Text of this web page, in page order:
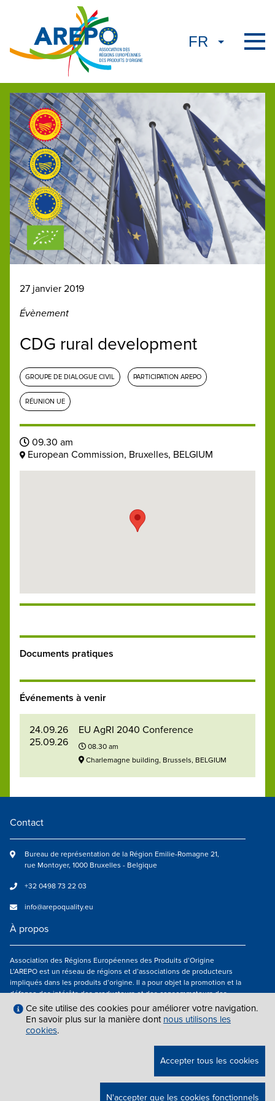
27 janvier 2019
Évènement
CDG rural development
GROUPE DE DIALOGUE CIVIL PARTICIPATION AREPO
RÉUNION UE
09.30 am
European Commission, Bruxelles, BELGIUM
Documents pratiques
Événements à venir
24.09.26
25.09.26
EU AgRI 2040 Conference
08.30 am
Charlemagne building, Brussels, BELGIUM
Contact
Bureau de représentation de la Région Emilie-Romagne 21,
rue Montoyer, 1000 Bruxelles - Belgique
+32 0498 73 22 03
info@arepoquality.eu
À propos
Association des Régions Européennes des Produits d’Origine
L’AREPO est un réseau de régions et d’associations de producteurs
impliqués dans les produits d’origine. Il a pour objet la promotion et la
défense des intérêts des producteurs et des consommateurs des
régions européennes engagés dans la valorisation des produits
agroalimentaires de qualité.
Nous suivre
2026 AREPO | TOUS DROITS RÉSERVÉS.
Ce site utilise des cookies pour améliorer votre navigation.
En savoir plus sur la manière dont nous utilisons les
cookies.
Accepter tous les cookies
N'accepter que les cookies fonctionnels